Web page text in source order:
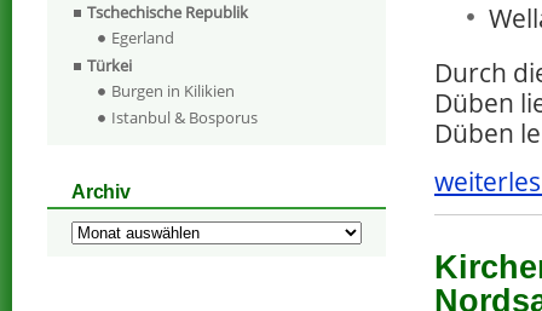
Durch
Düben
Düben
Tschechische Republik
Egerland
Türkei
Burgen in Kilikien
Istanbul & Bosporus
Archiv
Archiv